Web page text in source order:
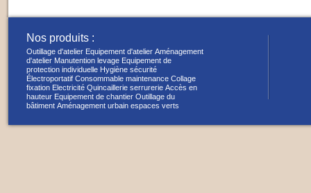
Nos produits :
Outillage d'atelier Equipement d'atelier Aménagement
d'atelier Manutention levage Equipement de
protection individuelle Hygiène sécurité
Électroportatif Consommable maintenance Collage
fixation Electricité Quincaillerie serrurerie Accès en
hauteur Equipement de chantier Outillage du
bâtiment Aménagement urbain espaces verts